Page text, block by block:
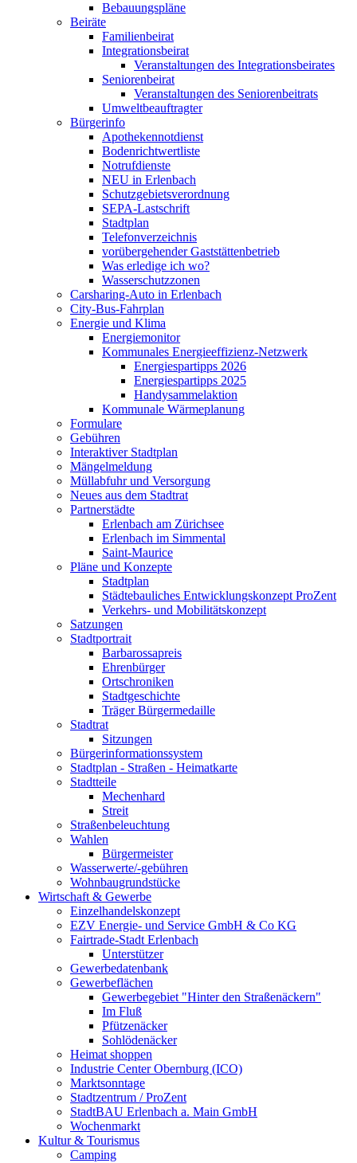
Bebauungspläne
Beiräte
Familienbeirat
Integrationsbeirat
Veranstaltungen des Integrationsbeirates
Seniorenbeirat
Veranstaltungen des Seniorenbeitrats
Umweltbeauftragter
Bürgerinfo
Apothekennotdienst
Bodenrichtwertliste
Notrufdienste
NEU in Erlenbach
Schutzgebietsverordnung
SEPA-Lastschrift
Stadtplan
Telefonverzeichnis
vorübergehender Gaststättenbetrieb
Was erledige ich wo?
Wasserschutzzonen
Carsharing-Auto in Erlenbach
City-Bus-Fahrplan
Energie und Klima
Energiemonitor
Kommunales Energieeffizienz-Netzwerk
Energiespartipps 2026
Energiespartipps 2025
Handysammelaktion
Kommunale Wärmeplanung
Formulare
Gebühren
Interaktiver Stadtplan
Mängelmeldung
Müllabfuhr und Versorgung
Neues aus dem Stadtrat
Partnerstädte
Erlenbach am Zürichsee
Erlenbach im Simmental
Saint-Maurice
Pläne und Konzepte
Stadtplan
Städtebauliches Entwicklungskonzept ProZent
Verkehrs- und Mobilitätskonzept
Satzungen
Stadtportrait
Barbarossapreis
Ehrenbürger
Ortschroniken
Stadtgeschichte
Träger Bürgermedaille
Stadtrat
Sitzungen
Bürgerinformationssystem
Stadtplan - Straßen - Heimatkarte
Stadtteile
Mechenhard
Streit
Straßenbeleuchtung
Wahlen
Bürgermeister
Wasserwerte/-gebühren
Wohnbaugrundstücke
Wirtschaft & Gewerbe
Einzelhandelskonzept
EZV Energie- und Service GmbH & Co KG
Fairtrade-Stadt Erlenbach
Unterstützer
Gewerbedatenbank
Gewerbeflächen
Gewerbegebiet "Hinter den Straßenäckern"
Im Fluß
Pfützenäcker
Sohlödenäcker
Heimat shoppen
Industrie Center Obernburg (ICO)
Marktsonntage
Stadtzentrum / ProZent
StadtBAU Erlenbach a. Main GmbH
Wochenmarkt
Kultur & Tourismus
Camping